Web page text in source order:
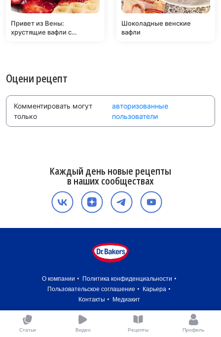
Привет из Вены:
хрустящие вафли с
Шоколадные венские
вафли
Оцени рецепт
Комментировать могут
только
авторизованные
пользователи
Каждый день новые рецепты
в наших сообществах
О компании
Политика конфиденциальности
Пользовательское соглашение
Карьера
Контакты
Медиакит
Статьи Видео Рецепты Профиль